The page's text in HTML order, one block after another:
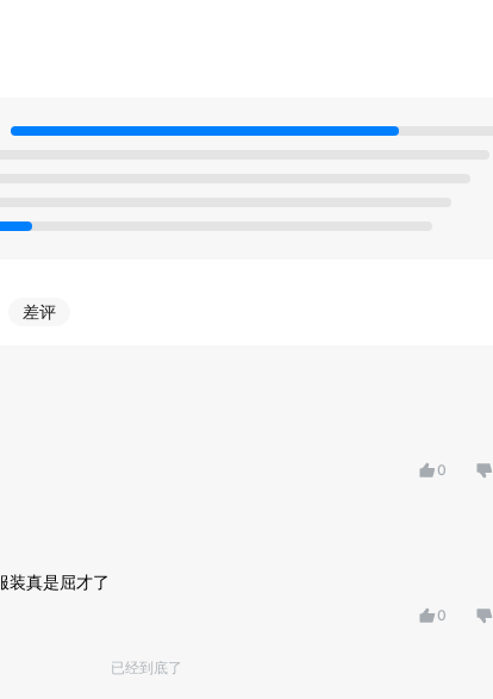
差评
0
装真是屈才了
0
已经到底了